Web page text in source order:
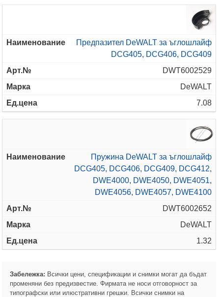
Предпазител DeWALT за ъглошлайф
DCG405, DCG406, DCG409
DWT6002529
DeWALT
7.08
Пружина DeWALT за ъглошлайф
DCG405, DCG406, DCG409, DCG412,
DWE4000, DWE4050, DWE4051,
DWE4056, DWE4057, DWE4100
DWT6002652
DeWALT
1.32
Забележка: Всички цени, спецификации и снимки могат да бъдат
променяни без предизвестие. Фирмата не носи отговорност за
типографски или илюстративни грешки. Всички снимки на